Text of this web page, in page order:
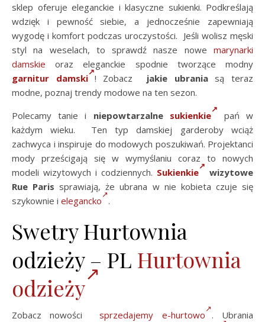
sklep oferuje eleganckie i klasyczne sukienki. Podkreślają
wdzięk i pewność siebie, a jednocześnie zapewniają
wygodę i komfort podczas uroczystości. Jeśli wolisz męski
styl na weselach, to sprawdź nasze nowe marynarki
damskie oraz eleganckie spodnie tworzące modny
garnitur damski ! Zobacz jakie ubraniasą teraz
modne, poznaj trendy modowe na ten sezon.
Polecamy tanie i niepowtarzalne sukienkie
pań w
każdym wieku. Ten typ damskiej garderoby wciąż
zachwyca i inspiruje do modowych poszukiwań. Projektanci
mody prześcigają się w wymyślaniu coraz to nowych
modeli wizytowych i codziennych. Sukienkie
wizytowe
Rue Paris sprawiają, że ubrana w nie kobieta czuje się
szykownie i elegancko .
Swetry Hurtownia
odzieży – PL Hurtownia
odzieży
Zobacz nowościsprzedajemy e-hurtowo
. Ubrania